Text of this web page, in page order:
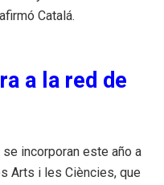
Catalá.
a la red de
incorporan este año a
Arts i les Ciències, que